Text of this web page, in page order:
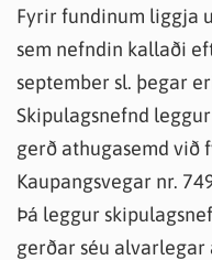
Fyrir fundinum liggja
sem nefndin kallaði
september sl. þegar
Skipulagsnefnd
gerð athugasemd
Kaupangsvegar nr.
Þá leggur
gerðar séu